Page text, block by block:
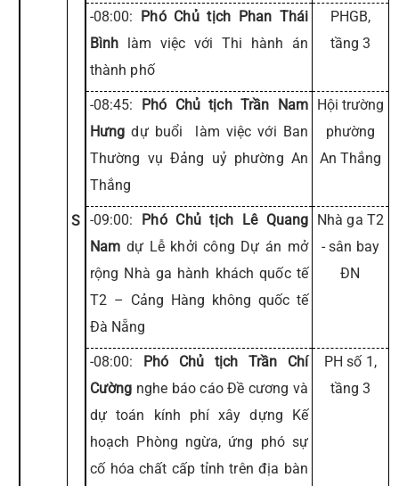
S
-08:00: Phó Chủ tịch Phan Thái
Bình làm việc với Thi hành án
thành phố
PHGB,
tầng 3
-08:45: Phó Chủ tịch Trần Nam
Hưng dự buổi làm việc với Ban
Thường vụ Đảng uỷ phường An
Thắng
Hội trường
phường
An Thắng
-09:00: Phó Chủ tịch Lê Quang
Nam dự Lễ khởi công Dự án mở
rộng Nhà ga hành khách quốc tế
T2 – Cảng Hàng không quốc tế
Đà Nẵng
Nhà ga T2
- sân bay
ĐN
-08:00: Phó Chủ tịch Trần Chí
Cường nghe báo cáo Đề cương và
dự toán kính phí xây dựng Kế
hoạch Phòng ngừa, ứng phó sự
cố hóa chất cấp tỉnh trên địa bàn
PH số 1,
tầng 3